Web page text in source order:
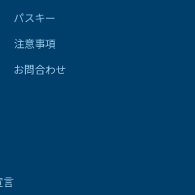
パスキー
注意事項
お問合わせ
言